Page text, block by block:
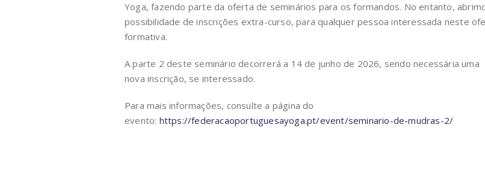
Yoga, fazendo parte da oferta de seminários para os formandos. No entanto,
possibilidade de inscrições extra-curso, para qualquer pessoa interessada neste
formativa.
A parte 2 deste seminário decorrerá a 14 de junho de 2026, sendo necessária uma
nova inscrição, se interessado.
Para mais informações, consulte a página do
evento: https://federacaoportuguesayoga.pt/event/seminario-de-mudras-2/